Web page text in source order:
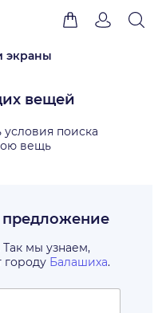
экраны
вещей
поиска
вещь
предложение
мы узнаем,
городу Балашиха.